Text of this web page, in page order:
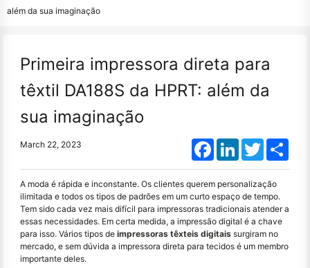
além da sua imaginação
Primeira impressora direta para
têxtil DA188S da HPRT: além da
sua imaginação
March 22, 2023 FacebookLinkedInTwitter
A moda é rápida e inconstante. Os clientes querem personalização
ilimitada e todos os tipos de padrões em um curto espaço de tempo.
Tem sido cada vez mais difícil para impressoras tradicionais atender a
essas necessidades. Em certa medida, a impressão digital é a chave
para isso. Vários tipos de impressoras têxteis digitais surgiram no
mercado, e sem dúvida a impressora direta para tecidos é um membro
importante deles.